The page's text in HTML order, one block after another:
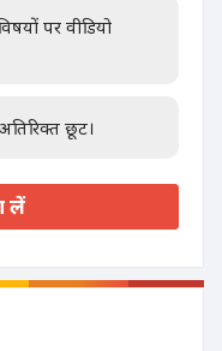
पर वीडियो
छूट।
लें